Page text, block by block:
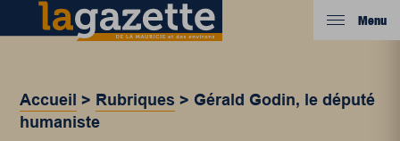
Menu
Accueil > Rubriques > Gérald Godin, le député
humaniste